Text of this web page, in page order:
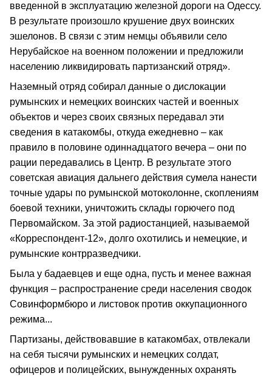
введенной в эксплуатацию железной дороги на Одессу.
В результате произошло крушение двух воинских
эшелонов. В связи с этим немцы объявили село
Нерубайское на военном положении и предложили
населению ликвидировать партизанский отряд».
Наземный отряд собирал данные о дислокации
румынских и немецких воинских частей и военных
объектов и через своих связных передавал эти
сведения в катакомбы, откуда ежедневно – как
правило в половине одиннадцатого вечера – они по
рации передавались в Центр. В результате этого
советская авиация дальнего действия сумела нанести
точные удары по румынской мотоколонне, скоплениям
боевой техники, уничтожить склады горючего под
Первомайском. За этой радиостанцией, называемой
«Корреспондент-12», долго охотились и немецкие, и
румынские контрразведчики.
Была у бадаевцев и еще одна, пусть и менее важная
функция – распространение среди населения сводок
Совинформбюро и листовок против оккупационного
режима...
Партизаны, действовавшие в катакомбах, отвлекали
на себя тысячи румынских и немецких солдат,
офицеров и полицейских, вынужденных охранять